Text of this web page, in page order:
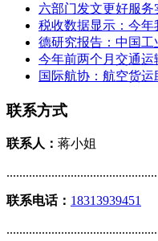
六部门发文更好服
税收数据显示：今
德研究报告：中国工
今年前两个月交通
国际航协：航空货
联系方式
联系人： 蒋小姐
联系电话： 18313939451